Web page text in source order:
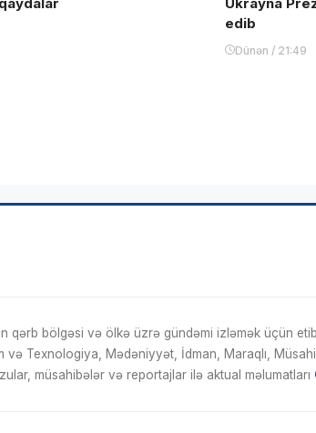
edib
Dünən / 21:49
qərb bölgəsi və ölkə üzrə gündəmi izləmək üçün
və Texnologiya, Mədəniyyət, İdman, Maraqlı,
müsahibələr və reportajlar ilə aktual məlumatları